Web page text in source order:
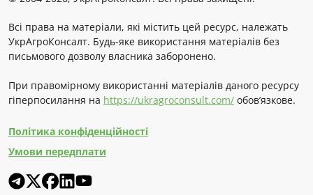
Всі права на матеріали, які містить цей ресурс, належать
УкрАгроКонсалт. Будь-яке використання матеріалів без
письмового дозволу власника заборонено.
При правомірному використанні матеріалів даного ресурсу
гіперпосилання на https://ukragroconsult.com/ обов’язкове.
Політика конфіденційності
Умови передплати